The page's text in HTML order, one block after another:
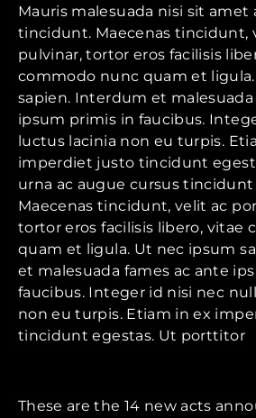
Mauris malesuada nisi sit amet
tincidunt. Maecenas tincidunt,
pulvinar, tortor eros facilisis
commodo nunc quam et
sapien. Interdum et malesuada
ipsum primis in faucibus.
luctus lacinia non eu turpis.
imperdiet justo tincidunt
urna ac augue cursus
Maecenas tincidunt, velit ac
tortor eros facilisis libero, vitae
quam et ligula. Ut nec ipsum
et malesuada fames ac ante
faucibus. Integer id nisi nec
non eu turpis. Etiam in ex
tincidunt egestas. Ut porttitor
These are the 14 new acts